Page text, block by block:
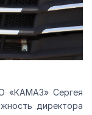
«КАМАЗ» Сергея
директора